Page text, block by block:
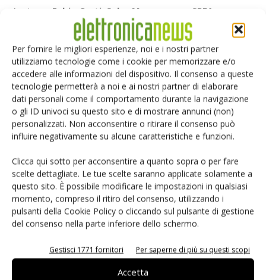
Per fornire le migliori esperienze, noi e i nostri partner
utilizziamo tecnologie come i cookie per memorizzare e/o
accedere alle informazioni del dispositivo. Il consenso a queste
tecnologie permetterà a noi e ai nostri partner di elaborare
dati personali come il comportamento durante la navigazione
o gli ID univoci su questo sito e di mostrare annunci (non)
personalizzati. Non acconsentire o ritirare il consenso può
influire negativamente su alcune caratteristiche e funzioni.
Clicca qui sotto per acconsentire a quanto sopra o per fare
scelte dettagliate. Le tue scelte saranno applicate solamente a
questo sito. È possibile modificare le impostazioni in qualsiasi
momento, compreso il ritiro del consenso, utilizzando i
pulsanti della Cookie Policy o cliccando sul pulsante di gestione
del consenso nella parte inferiore dello schermo.
Gestisci 1771 fornitori Per saperne di più su questi scopi
Accetta
Aggiunge Fabio Curti, Sales Manager per SPEA
PreventPCB e SPEA si rivolgono allo stesso cliente, l’una
fornendo i circuiti stampati nudi, l’altro gli equipment per il
collaudo degli assemblati. Entrambe hanno a cuore la qualità
del prodotto finale: di qui la volontà di collaborare per
condividere con i loro clienti le conoscenze e gli strumenti
necessari per garantirla, facendo sì che l’elettronica prodotta
funzioni correttamente e non si guasti durante l’uso”.
l’occasione di fare chiarezza sulle problematiche che si
possono incontrare nel processo produttivo, e su come,
rispettando linee guida di progettazione e servendosi di
tecniche di collaudo di produzione adeguate, sia possibile
prevenire e intercettare ogni possibile difetto sul
Per maggiori info sul calendario eventi organizzati da
PreventPCB e SPEA, è possibile chiedere informazioni e